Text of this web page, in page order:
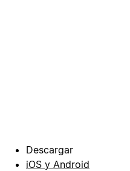
Descargar
iOS y Android